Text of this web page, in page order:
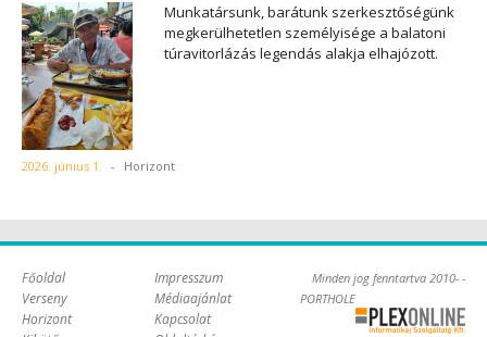
Munkatársunk, barátunk szerkesztőségünk
megkerülhetetlen személyisége a balatoni
túravitorlázás legendás alakja elhajózott.
2026. június 1. - Horizont
Főoldal
Verseny
Horizont
Impresszum
Médiaajánlat
Kapcsolat
Minden jog fenntartva 2010- -
PORTHOLE